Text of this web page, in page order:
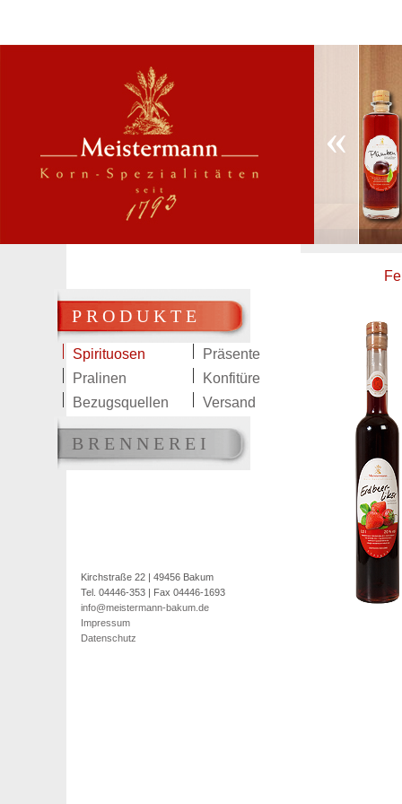
Pfiffikus |
Mehrfruchtlikör
Birnenlikör
Plümken |
«
PRODUKTE
Spirituosen
Präsente
Pralinen
Konfitüre
Bezugsquellen
Versand
BRENNEREI
Kirchstraße 22 | 49456 Bakum
Tel. 04446-353 | Fax 04446-1693
info@meistermann-bakum.de
Impressum
Datenschutz